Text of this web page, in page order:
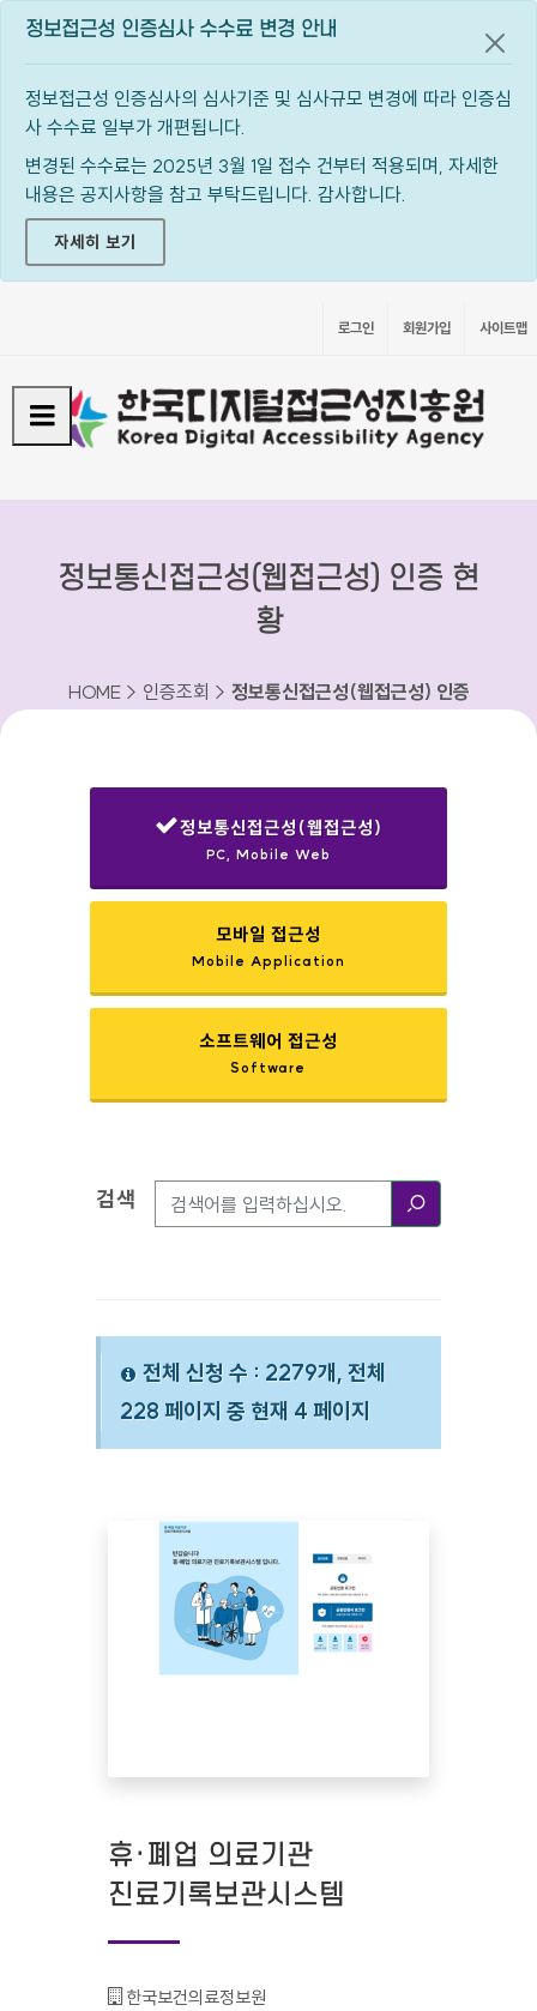
정보접근성 인증심사 수수료 변경 안내
정보접근성 인증심사의 심사기준 및 심사규모 변경에 따라 인증심
사 수수료 일부가 개편됩니다.
변경된 수수료는 2025년 3월 1일 접수 건부터 적용되며, 자세한
내용은 공지사항을 참고 부탁드립니다. 감사합니다.
자세히 보기
공지
로그인 회원가입 사이트맵
정보통신접근성(웹접근성) 인증 현
황
HOME > 인증조회 > 정보통신접근성(웹접근성) 인증
정보통신접근성(웹접근성)
PC, Mobile Web
모바일 접근성
Mobile Application
소프트웨어 접근성
Software
검색옵션
검색
전체 신청 수 : 2279개, 전체
228 페이지 중 현재 4 페이지
휴·폐업 의료기관
진료기록보관시스템
기관명 :
한국보건의료정보원